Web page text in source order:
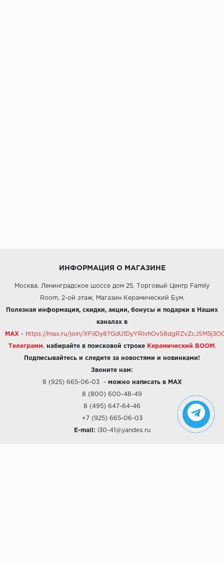
ИНФОРМАЦИЯ О МАГАЗИНЕ
Москва, Ленинградское шоссе дом 25, Торговый Центр Family
Room, 2-ой этаж, Магазин Керамический Бум.
Полезная информация, скидки, акции, бонусы и подарки в Наших
каналах в
MAX - https://max.ru/join/
Телеграмм набирайте в поисковой строке Керамический BOOM .
Подписывайтесь и следите за новостями и новинками!
Звоните нам:
8 (925) 665-06-03- можно написать в MAX
8 (800) 600-48-49
8 (495) 647-64-46
+7 (925) 665-06-03
E-mail: i30-41@yandex.ru